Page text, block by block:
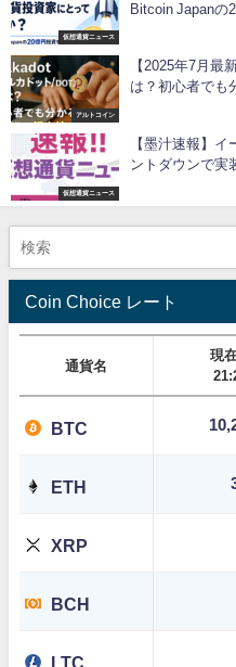
仮想通貨ニュース
Bitcoin Japanの
アルトコイン
【2025年7月最
は？初心者でも
仮想通貨ニュース
【墨汁速報】イ
ントダウンで実
Coin Choice レート
通貨名
現
BTC
ETH
XRP
BCH
LTC